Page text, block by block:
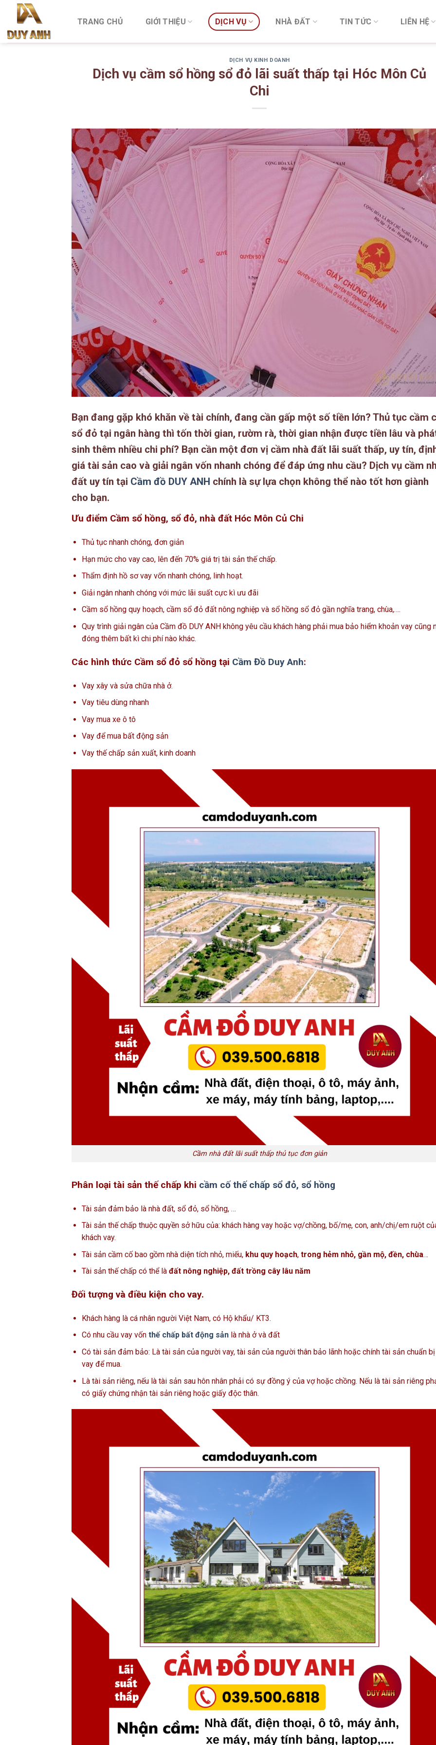
content
TRANG CHỦ GIỚI THIỆU DỊCH VỤ NHÀ ĐẤT TIN TỨC LIÊN HỆ
DỊCH VỤ KINH DOANH
Dịch vụ cầm sổ hồng sổ đỏ lãi suất thấp tại Hóc Môn Củ
Chi
Bạn đang gặp khó khăn về tài chính, đang cần gấp một số tiền lớn? Thủ tục cầm
sổ đỏ tại ngân hàng thì tốn thời gian, rườm rà, thời gian nhận được tiền lâu và
sinh thêm nhiều chi phí? Bạn cần một đơn vị cầm nhà đất lãi suất thấp, uy tín,
giá tài sản cao và giải ngân vốn nhanh chóng để đáp ứng nhu cầu? Dịch vụ cầm
đất uy tín tại Cầm đồ DUY ANH chính là sự lựa chọn không thể nào tốt hơn giành
cho bạn.
Ưu điểm Cầm sổ hồng, sổ đỏ, nhà đất Hóc Môn Củ Chi
Thủ tục nhanh chóng, đơn giản
Hạn mức cho vay cao, lên đến 70% giá trị tài sản thế chấp.
Thẩm định hồ sơ vay vốn nhanh chóng, linh hoạt.
Giải ngân nhanh chóng với mức lãi suất cực kì ưu đãi
Cầm sổ hồng quy hoạch, cầm sổ đỏ đất nông nghiệp và sổ hồng sổ đỏ gần nghĩa trang, chùa,….
Quy trình giải ngân của Cầm đồ DUY ANH không yêu cầu khách hàng phải mua bảo hiểm khoản vay cũng
đóng thêm bất kì chi phí nào khác.
Các hình thức Cầm sổ đỏ sổ hồng tại Cầm Đồ Duy Anh:
Vay xây và sửa chữa nhà ở.
Vay tiêu dùng nhanh
Vay mua xe ô tô
Vay để mua bất động sản
Vay thế chấp sản xuất, kinh doanh
Cầm nhà đất lãi suất thấp thủ tục đơn giản
Phân loại tài sản thế chấp khi cầm cố thế chấp sổ đỏ, sổ hồng
Tài sản đảm bảo là nhà đất, sổ đỏ, sổ hồng, …
Tài sản thế chấp thuộc quyền sở hữu của: khách hàng vay hoặc vợ/chồng, bố/mẹ, con, anh/chị/em ruột
khách vay.
Tài sản cầm cố bao gồm nhà diện tích nhỏ, miếu, khu quy hoạch, trong hẻm nhỏ, gần mộ, đền, chùa…
Tài sản thế chấp có thể là đất nông nghiệp, đất trồng cây lâu năm
Đối tượng và điều kiện cho vay.
Khách hàng là cá nhân người Việt Nam, có Hộ khẩu/ KT3.
Có nhu cầu vay vốn thế chấp bất động sảnlà nhà ở và đất
Có tài sản đảm bảo: Là tài sản của người vay, tài sản của người thân bảo lãnh hoặc chính tài sản chuẩn bị
vay để mua.
Là tài sản riêng, nếu là tài sản sau hôn nhân phải có sự đồng ý của vợ hoặc chồng. Nếu là tài sản riêng
có giấy chứng nhận tài sản riêng hoặc giấy độc thân.